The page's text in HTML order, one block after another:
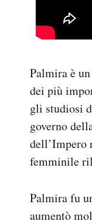
Palmira è
dei più
gli studiosi
governo
dell’Impero
femminile
Palmira fu
aumentò